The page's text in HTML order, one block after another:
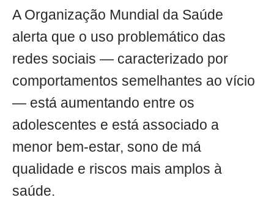
A Organização Mundial da Saúde
alerta que o uso problemático das
redes sociais — caracterizado por
comportamentos semelhantes ao vício
— está aumentando entre os
adolescentes e está associado a
menor bem-estar, sono de má
qualidade e riscos mais amplos à
saúde.